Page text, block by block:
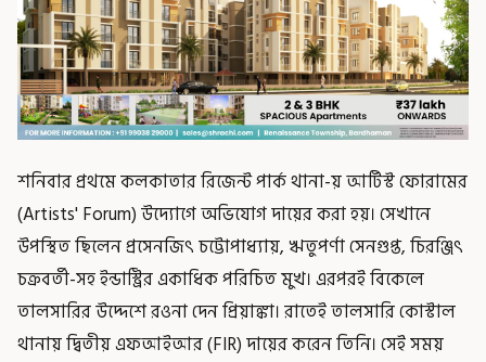
শনিবার প্রথমে কলকাতার রিজেন্ট পার্ক থানা-য় আর্টিস্ট ফোরামের
(Artists' Forum) উদ্যোগে অভিযোগ দায়ের করা হয়। সেখানে
উপস্থিত ছিলেন প্রসেনজিৎ চট্টোপাধ্যায়, ঋতুপর্ণা সেনগুপ্ত, চিরঞ্জিৎ
চক্রবর্তী-সহ ইন্ডাস্ট্রির একাধিক পরিচিত মুখ। এরপরই বিকেলে
তালসারির উদ্দেশে রওনা দেন প্রিয়াঙ্কা। রাতেই তালসারি কোস্টাল
থানায় দ্বিতীয় এফআইআর (FIR) দায়ের করেন তিনি। সেই সময়